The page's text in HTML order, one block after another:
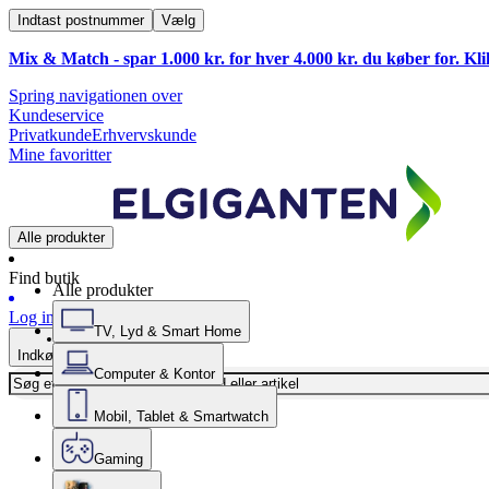
Indtast postnummer Vælg
Mix & Match - spar 1.000 kr. for hver 4.000 kr. du køber for.
Spring navigationen over
Kundeservice
PrivatkundeErhvervskunde
Mine favoritter
Alle produkter
Find butik
Log ind
Indkøbskurv
Alle produkter
TV, Lyd & Smart Home
Computer & Kontor
Mobil, Tablet & Smartwatch
Gaming